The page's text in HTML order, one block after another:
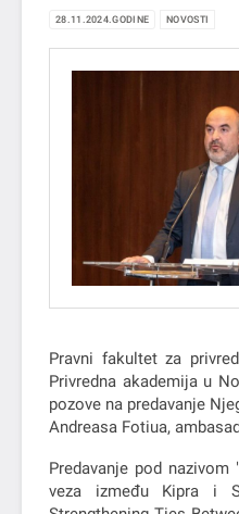
28.11.2024.GODINE NOVOSTI
Pravni fakultet za
Privredna akademija u
pozove na predavanje
Andreasa Fotiua,
Predavanje pod
veza između Kipra i